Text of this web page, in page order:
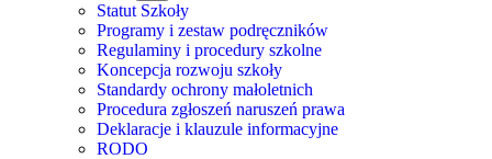
Statut Szkoły
Programy i zestaw podręczników
Regulaminy i procedury szkolne
Koncepcja rozwoju szkoły
Standardy ochrony małoletnich
Procedura zgłoszeń naruszeń prawa
Deklaracje i klauzule informacyjne
RODO